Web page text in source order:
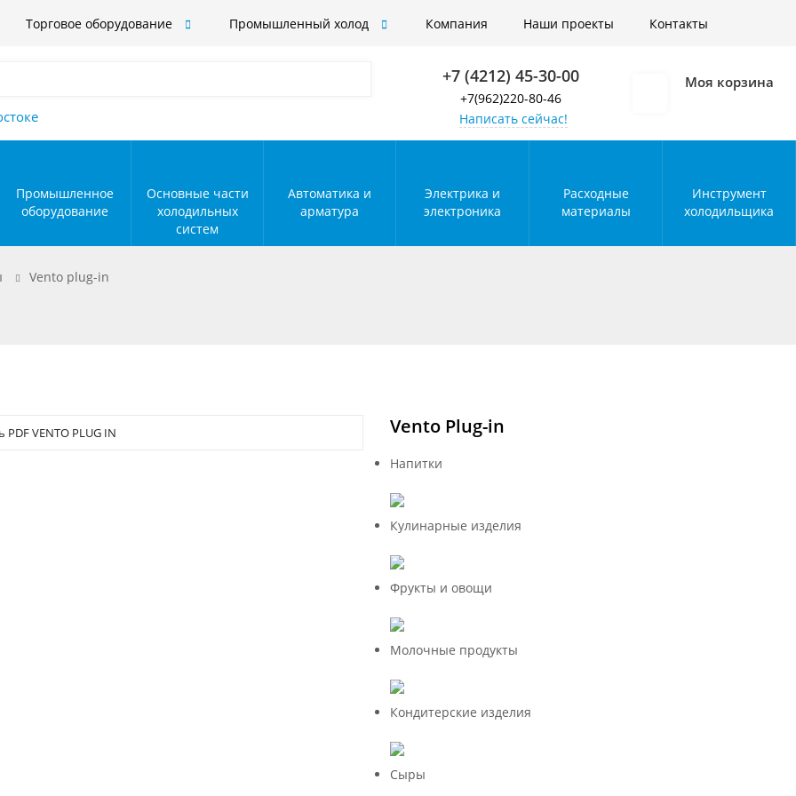
Торговое оборудование Промышленный холод Компания Наши проекты Контакты
+7 (4212) 45-30-00
+7(962)220-80-46
Написать сейчас!
Моя корзина
Промышленное
оборудование
Основные части
холодильных
систем
Автоматика и
арматура
Электрика и
электроника
Расходные
материалы
Инструмент
холодильщика
Vento plug-in
PDF VENTO PLUG IN Vento Plug-in
Напитки
Кулинарные изделия
Фрукты и овощи
Молочные продукты
Кондитерские изделия
Сыры